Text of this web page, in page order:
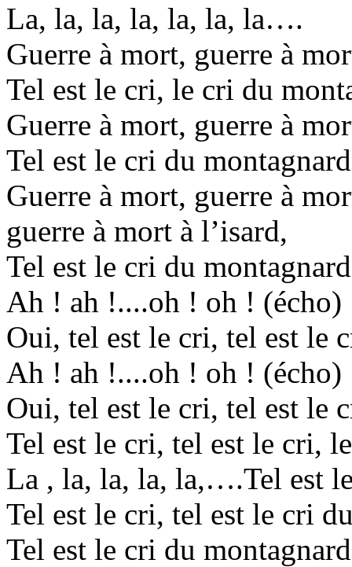
La, la, la, la, la, la, la….
Guerre à mort, guerre à
Tel est le cri, le cri du
Guerre à mort, guerre à
Tel est le cri du montagnard
Guerre à mort, guerre à
guerre à mort à l’isard,
Tel est le cri du
Ah ! ah !....oh ! oh ! (écho)
Oui, tel est le cri, tel est le
Ah ! ah !....oh ! oh ! (écho)
Oui, tel est le cri, tel est le
Tel est le cri, tel est le cri,
La , la, la, la, la,….Tel est
Tel est le cri, tel est le cri
Tel est le cri du